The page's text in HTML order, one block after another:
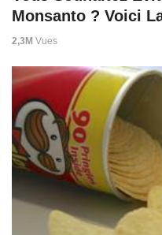
Monsanto ? Voici
2,3M Vues